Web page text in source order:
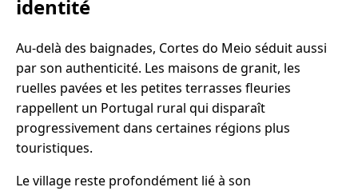
identité
Au-delà des baignades, Cortes do Meio séduit aussi
par son authenticité. Les maisons de granit, les
ruelles pavées et les petites terrasses fleuries
rappellent un Portugal rural qui disparaît
progressivement dans certaines régions plus
touristiques.
Le village reste profondément lié à son